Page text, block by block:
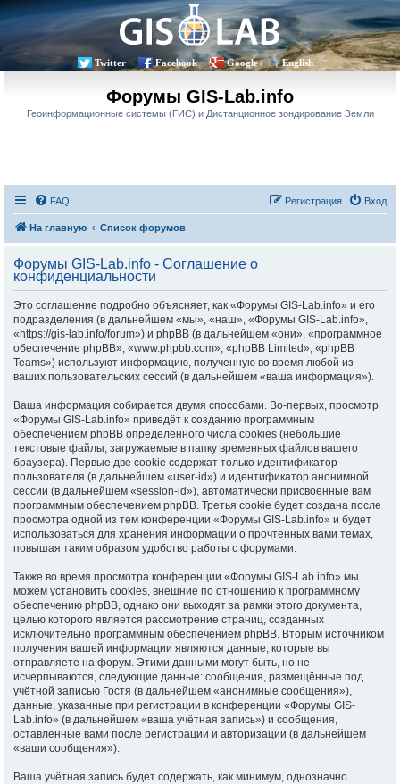
Twitter Facebook Google+ English
Форумы GIS-Lab.info
Геоинформационные системы (ГИС) и Дистанционное зондирование Земли
FAQ Вход
Регистрация
На главную Список форумов
Форумы GIS-Lab.info - Соглашение о
конфиденциальности
Это соглашение подробно объясняет, как «Форумы GIS-Lab.info» и его
подразделения (в дальнейшем «мы», «наш», «Форумы GIS-Lab.info»,
«https://gis-lab.info/forum») и phpBB (в дальнейшем «они», «программное
обеспечение phpBB», «www.phpbb.com», «phpBB Limited», «phpBB
Teams») используют информацию, полученную во время любой из
ваших пользовательских сессий (в дальнейшем «ваша информация»).
Ваша информация собирается двумя способами. Во-первых, просмотр
«Форумы GIS-Lab.info» приведёт к созданию программным
обеспечением phpBB определённого числа cookies (небольшие
текстовые файлы, загружаемые в папку временных файлов вашего
браузера). Первые две cookie содержат только идентификатор
пользователя (в дальнейшем «user-id») и идентификатор анонимной
сессии (в дальнейшем «session-id»), автоматически присвоенные вам
программным обеспечением phpBB. Третья cookie будет создана после
просмотра одной из тем конференции «Форумы GIS-Lab.info» и будет
использоваться для хранения информации о прочтённых вами темах,
повышая таким образом удобство работы с форумами.
Также во время просмотра конференции «Форумы GIS-Lab.info» мы
можем установить cookies, внешние по отношению к программному
обеспечению phpBB, однако они выходят за рамки этого документа,
целью которого является рассмотрение страниц, созданных
исключительно программным обеспечением phpBB. Вторым источником
получения вашей информации являются данные, которые вы
отправляете на форум. Этими данными могут быть, но не
исчерпываются, следующие данные: сообщения, размещённые под
учётной записью Гостя (в дальнейшем «анонимные сообщения»),
данные, указанные при регистрации в конференции «Форумы GIS-
Lab.info» (в дальнейшем «ваша учётная запись») и сообщения,
оставленные вами после регистрации и авторизации (в дальнейшем
«ваши сообщения»).
Ваша учётная запись будет содержать, как минимум, однозначно